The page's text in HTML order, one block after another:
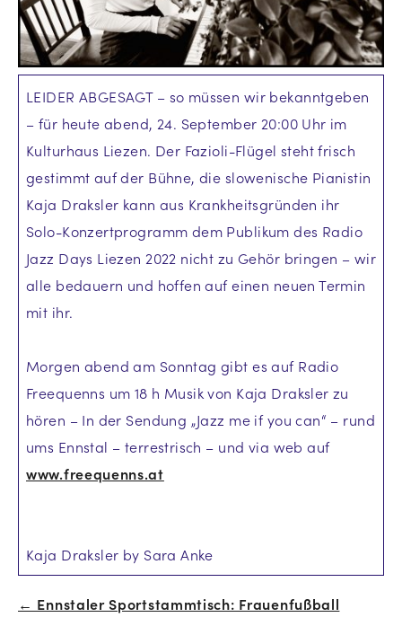
LEIDER ABGESAGT – so müssen wir bekanntgeben
– für heute abend, 24. September 20:00 Uhr im
Kulturhaus Liezen. Der Fazioli-Flügel steht frisch
gestimmt auf der Bühne, die slowenische Pianistin
Kaja Draksler kann aus Krankheitsgründen ihr
Solo-Konzertprogramm dem Publikum des Radio
Jazz Days Liezen 2022 nicht zu Gehör bringen – wir
alle bedauern und hoffen auf einen neuen Termin
mit ihr.
Morgen abend am Sonntag gibt es auf Radio
Freequenns um 18 h Musik von Kaja Draksler zu
hören – In der Sendung „Jazz me if you can“ – rund
ums Ennstal – terrestrisch – und via web auf
www.freequenns.at
Kaja Draksler by Sara Anke
Beitrags-
← Ennstaler Sportstammtisch: Frauenfußball